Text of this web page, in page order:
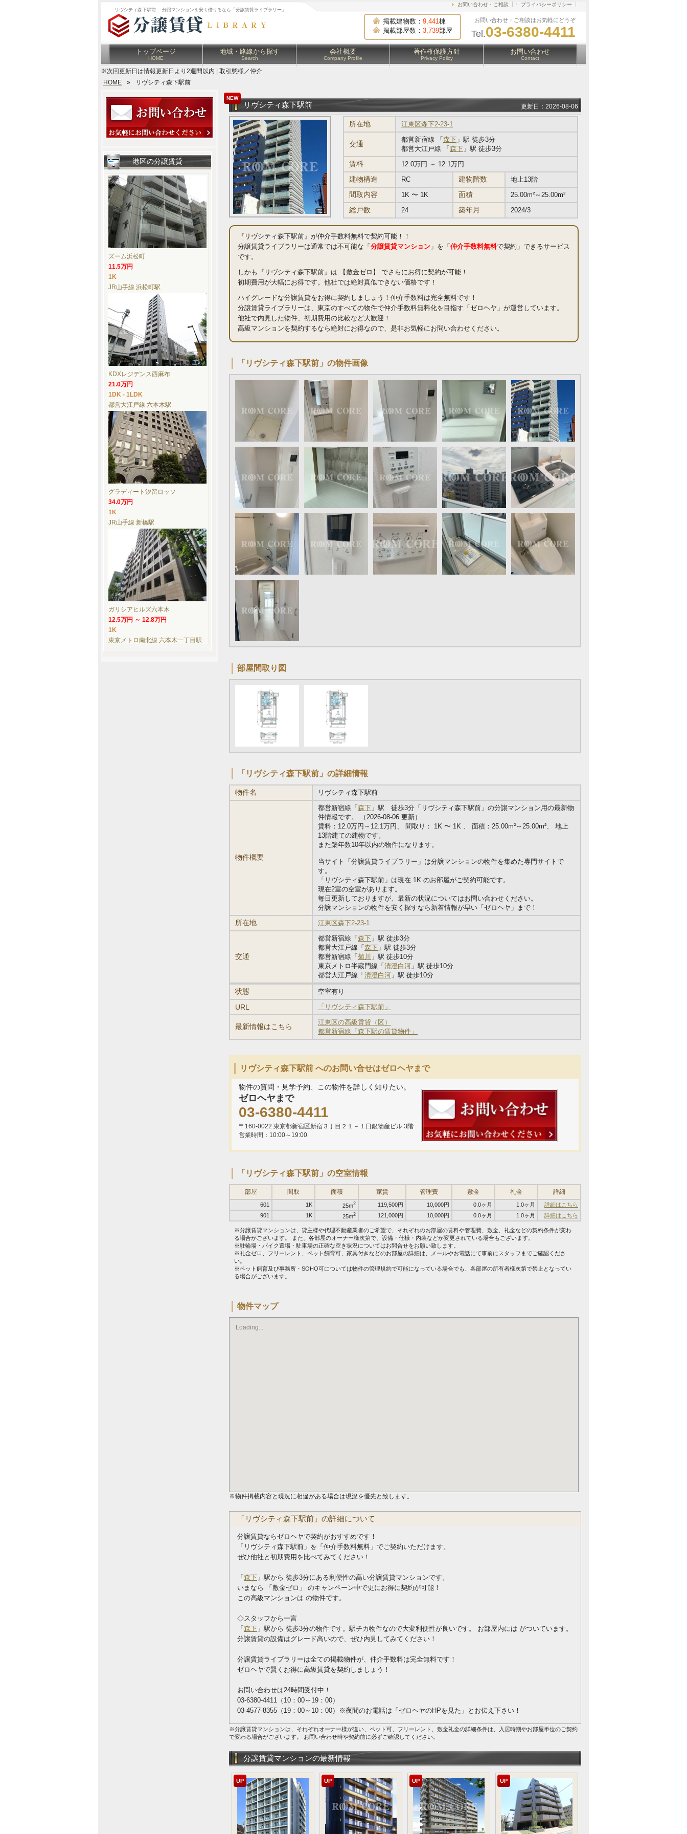
リヴシティ森下駅前 ―分譲マンションを安く借りるなら「分譲賃貸ライブラリー」
掲載建物数： 9,441棟
掲載部屋数： 3,739部屋
お問い合わせ・ご相談はお気軽にどうぞ
Tel.03-6380-4411
お問い合わせ・ご相談 プライバシーポリシー
トップページ
HOME
地域・路線から探す
Search
会社概要
Company Profile
著作権保護方針
Privacy Policy
お問い合わせ
Contact
※次回更新日は情報更新日より2週間以内 | 取引態様／仲介
HOME
» リヴシティ森下駅前
リヴシティ森下駅前
NEW
更新日：2026-08-06
所在地 江東区森下2-23-1
交通
都営新宿線 「 森下 」駅 徒歩3分
都営大江戸線 「 森下 」駅 徒歩3分
賃料 12.0万円 ～ 12.1万円
建物構造 RC 建物階数 地上13階
間取内容 1K 〜 1K 面積 25.00m²～25.00m²
総戸数 24 築年月 2024/3
『リヴシティ森下駅前』が仲介手数料無料で契約可能！！
分譲賃貸ライブラリーは通常では不可能な「 分譲賃貸マンション 」を「 仲介手数料無料で契約」できるサービス
です。
しかも『リヴシティ森下駅前』は 【敷金ゼロ】 でさらにお得に契約が可能！
初期費用が大幅にお得です。他社では絶対真似できない価格です！
ハイグレードな分譲賃貸をお得に契約しましょう！仲介手数料は完全無料です！
分譲賃貸ライブラリーは、東京のすべての物件で仲介手数料無料化を目指す「ゼロヘヤ」が運営しています。
他社で内見した物件、初期費用の比較など大歓迎！
高級マンションを契約するなら絶対にお得なので、是非お気軽にお問い合わせください。
「リヴシティ森下駅前」の物件画像
部屋間取り図
「リヴシティ森下駅前」の詳細情報
物件名 リヴシティ森下駅前
物件概要
都営新宿線「 森下 」駅 徒歩3分「リヴシティ森下駅前」の分譲マンション用の最新物
件情報です。 （2026-08-06 更新）
賃料：12.0万円～12.1万円、 間取り： 1K 〜 1K 、 面積：25.00m²～25.00m²、 地上
13階建ての建物です。
また築年数10年以内の物件になります。
当サイト「分譲賃貸ライブラリー」は分譲マンションの物件を集めた専門サイトで
す。
「リヴシティ森下駅前」は現在 1K のお部屋がご契約可能です。
現在2室の空室があります。
毎日更新しておりますが、最新の状況についてはお問い合わせください。
分譲マンションの物件を安く探すなら新着情報が早い「ゼロヘヤ」まで！
所在地 江東区森下2-23-1
交通
都営新宿線「 森下 」駅 徒歩3分
都営大江戸線「 森下 」駅 徒歩3分
都営新宿線「 菊川 」駅 徒歩10分
東京メトロ半蔵門線「 清澄白河 」駅 徒歩10分
都営大江戸線「 清澄白河 」駅 徒歩10分
状態 空室有り
URL 「リヴシティ森下駅前」
最新情報はこちら
江東区の高級賃貸（区）
都営新宿線「森下駅の賃貸物件」
リヴシティ森下駅前 へのお問い合せはゼロヘヤまで
物件の質問・見学予約、この物件を詳しく知りたい。
ゼロヘヤまで
03-6380-4411
〒160-0022 東京都新宿区新宿３丁目２１－１日銀物産ビル 3階
営業時間：10:00～19:00
「リヴシティ森下駅前」の空室情報
部屋 間取 面積 家賃 管理費 敷金 礼金 詳細
601 1K 25m2 119,500円 10,000円 0.0ヶ月 1.0ヶ月
詳細はこちら
901
1K 25m2 121,000円 10,000円 0.0ヶ月 1.0ヶ月 詳細はこちら
※分譲賃貸マンションは、貸主様や代理不動産業者のご希望で、それぞれのお部屋の賃料や管理費、敷金、礼金などの契約条件が変わ
る場合がございます。 また、各部屋のオーナー様次第で、設備・仕様・内装などが変更されている場合もございます。
※駐輪場・バイク置場・駐車場の正確な空き状況についてはお問合せをお願い致します。
※礼金ゼロ、フリーレント、ペット飼育可、家具付きなどのお部屋の詳細は、メールやお電話にて事前にスタッフまでご確認くださ
い。
※ペット飼育及び事務所・SOHO可については物件の管理規約で可能になっている場合でも、各部屋の所有者様次第で禁止となってい
る場合がございます。
物件マップ
Loading...
※物件掲載内容と現況に相違がある場合は現況を優先と致します。
「リヴシティ森下駅前」の詳細について
分譲賃貸ならゼロヘヤで契約がおすすめです！
「リヴシティ森下駅前」を「仲介手数料無料」でご契約いただけます。
ぜひ他社と初期費用を比べてみてください！
「 森下 」駅から 徒歩3分にある利便性の高い分譲賃貸マンションです。
いまなら 「敷金ゼロ」 のキャンペーン中で更にお得に契約が可能！
この高級マンションは の物件です。
◇スタッフから一言
「 森下 」駅から 徒歩3分の物件です。駅チカ物件なので大変利便性が良いです。 お部屋内には がついています。
分譲賃貸の設備はグレード高いので、ぜひ内見してみてください！
分譲賃貸ライブラリーは全ての掲載物件が、仲介手数料は完全無料です！
ゼロヘヤで賢くお得に高級賃貸を契約しましょう！
お問い合わせは24時間受付中！
03-6380-4411（10：00～19：00）
03-4577-8355（19：00～10：00）※夜間のお電話は「ゼロヘヤのHPを見た」とお伝え下さい！
※分譲賃貸マンションは、それぞれオーナー様が違い、ペット可、フリーレント、敷金礼金の詳細条件は、入居時期やお部屋単位のご契約
で変わる場合がございます。 お問い合わせ時や契約前に必ずご確認してください。
分譲賃貸マンションの最新情報
UP UP UP UP
港区の分譲賃貸
ズーム浜松町
11.5万円
1K
JR山手線 浜松町駅
KDXレジデンス西麻布
21.0万円
1DK - 1LDK
都営大江戸線 六本木駅
グラディート汐留ロッソ
34.0万円
1K
JR山手線 新橋駅
ガリシアヒルズ六本木
12.5万円 ～ 12.8万円
1K
東京メトロ南北線 六本木一丁目駅